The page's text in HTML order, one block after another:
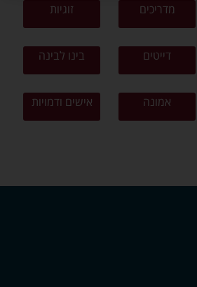
מדריכים זוגיות
דייטים בינו לבינה
אמונה אישים ודמויות